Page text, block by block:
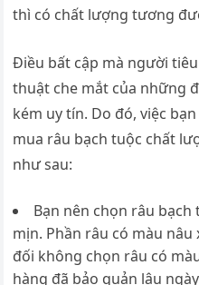
thì có chất lượng tương
Điều bất cập mà người
thuật che mắt của những
kém uy tín. Do đó, việc
mua râu bạch tuộc chất
như sau:
Bạn nên chọn râu
mịn. Phần râu có màu
đối không chọn râu có
hàng đã bảo quản lâu